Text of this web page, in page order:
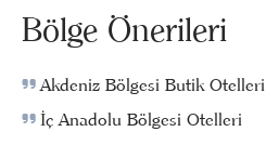
Bölge Önerileri
Akdeniz Bölgesi Butik Otelleri
İç Anadolu Bölgesi Otelleri